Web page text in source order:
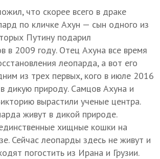
что скорее всего в драке
по кличке Ахун — сын одного из
Путину подарил
в 2009 году. Отец Ахуна все время
леопарда, а вот его
из трех первых, кого в июле 2016
дикую природу. Самцов Ахуна и
вырастили ученые центра.
живут в дикой природе.
хищные кошки на
Сейчас леопарды здесь не живут и
погостить из Ирана и Грузии.